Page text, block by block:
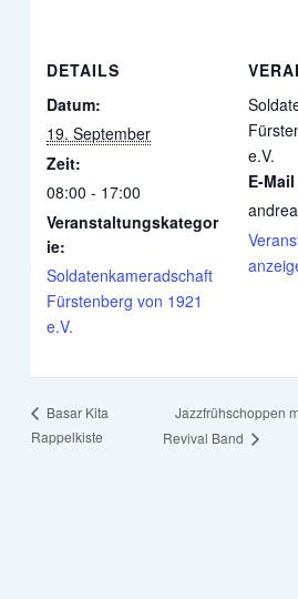
DETAILS
Datum:
19. September
Zeit:
08:00 - 17:00
Veranstaltungskategor
ie:
Soldatenkameradschaft
Fürstenberg von 1921
e.V.
e.V.
E-Mail
Basar Kita
Rappelkiste
Jazzfrühschoppen
Revival Band